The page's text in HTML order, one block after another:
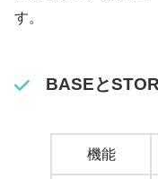
す。
BASEと
機能